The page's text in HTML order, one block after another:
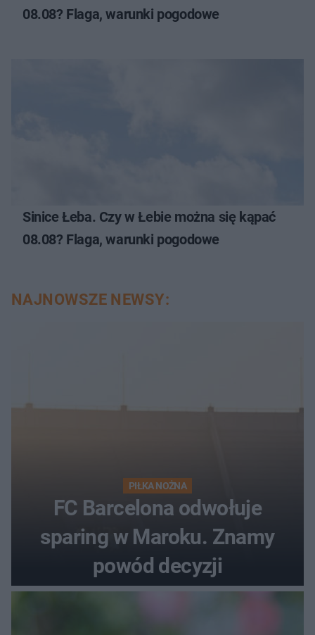
08.08? Flaga, warunki pogodowe
Sinice Łeba. Czy w Łebie można się kąpać
08.08? Flaga, warunki pogodowe
NAJNOWSZE NEWSY:
PIŁKA NOŻNA
FC Barcelona odwołuje
sparing w Maroku. Znamy
powód decyzji